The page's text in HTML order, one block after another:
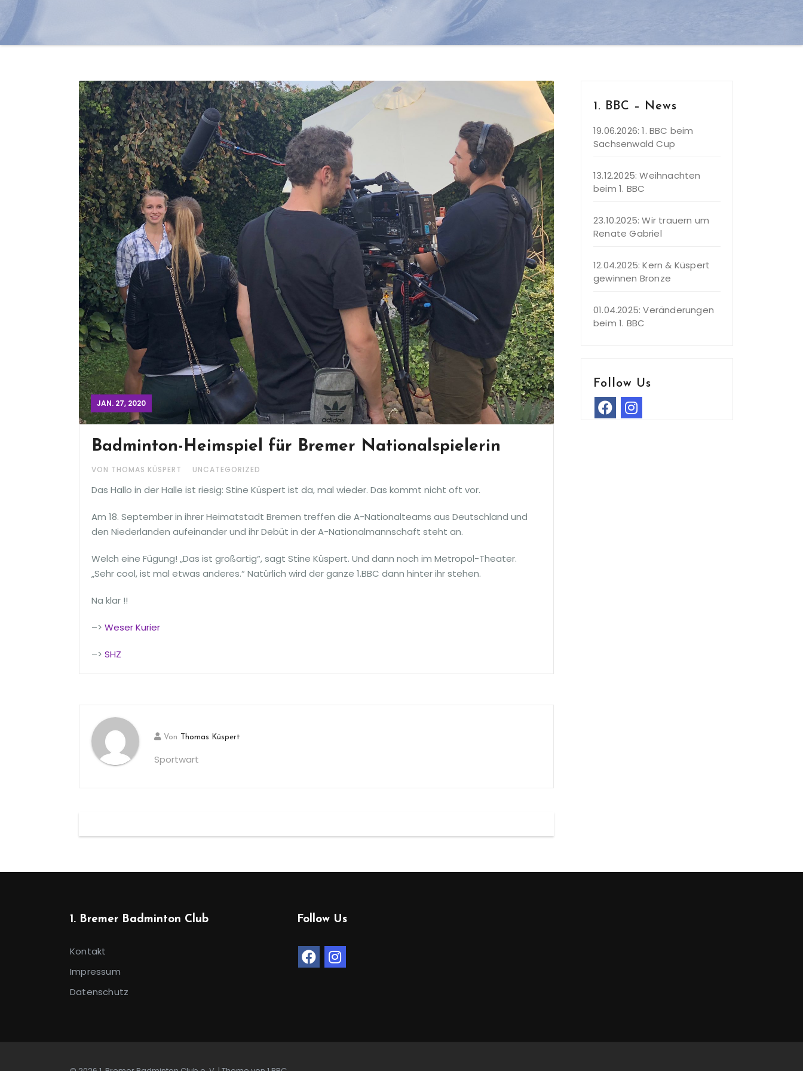
JAN. 27, 2020
Badminton-Heimspiel für Bremer Nationalspielerin
VON THOMAS KÜSPERT UNCATEGORIZED
Das Hallo in der Halle ist riesig: Stine Küspert ist da, mal wieder. Das kommt nicht oft vor.
Am 18. September in ihrer Heimatstadt Bremen treffen die A-Nationalteams aus Deutschland und
den Niederlanden aufeinander und ihr Debüt in der A-Nationalmannschaft steht an.
Welch eine Fügung! „Das ist großartig“, sagt Stine Küspert. Und dann noch im Metropol-Theater.
„Sehr cool, ist mal etwas anderes.“ Natürlich wird der ganze 1.BBC dann hinter ihr stehen.
Na klar !!
–> Weser Kurier
–> SHZ
Von Thomas Küspert
Sportwart
1. BBC – News
19.06.2026: 1. BBC beim
Sachsenwald Cup
13.12.2025: Weihnachten
beim 1. BBC
23.10.2025: Wir trauern um
Renate Gabriel
12.04.2025: Kern & Küspert
gewinnen Bronze
01.04.2025: Veränderungen
beim 1. BBC
Follow Us
1. Bremer Badminton Club
Kontakt
Impressum
Datenschutz
Follow Us